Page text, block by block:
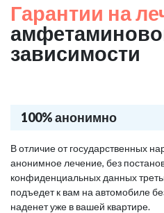
Гарантии на
зависимости
100% анонимно
В отличие от государственных
анонимное лечение, без
конфиденциальных данных
подъедет к вам на автомобиле
наденет уже в вашей квартире.